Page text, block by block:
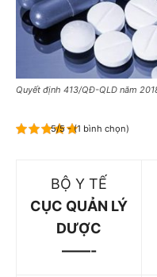
Quyết định 413/QĐ-QLD năm
5/5 - (1 bình chọn)
BỘ Y TẾ
CỤC QUẢN LÝ
DƯỢC
——-